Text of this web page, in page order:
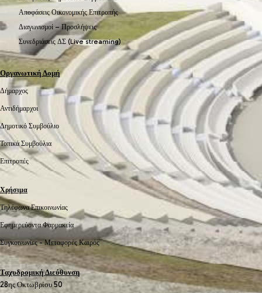
Αποφάσεις Οικονομικής Επιτροπής
Διαγωνισμοί – Προσλήψεις
Συνεδριάσεις ΔΣ (Live streaming)
Οργανωτική Δομή
Δήμαρχος
Αντιδήμαρχοι
Δημοτικό Συμβούλιο
Τοπικά Συμβούλια
Επιτροπές
Χρήσιμα
Τηλέφωνα Επικοινωνίας
Εφημερεύοντα Φαρμακεία
Συγκοινωνίες -Μεταφορές Καιρός
Ταχυδρομική Διεύθυνση
28ης Οκτωβρίου 50